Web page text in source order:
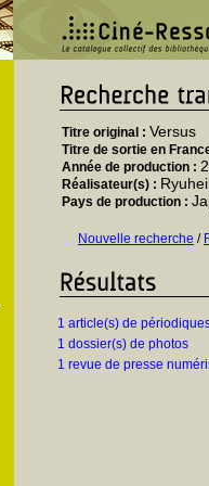
Titre original : Versus
Titre de sortie en
Année de production :
Réalisateur(s) :
Pays de production :
Nouvelle recherche /
1 article(s) de
1 dossier(s) de photos
1 revue de presse